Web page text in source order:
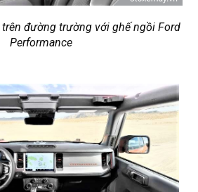
đường trường với ghế ngồi Ford
Performance